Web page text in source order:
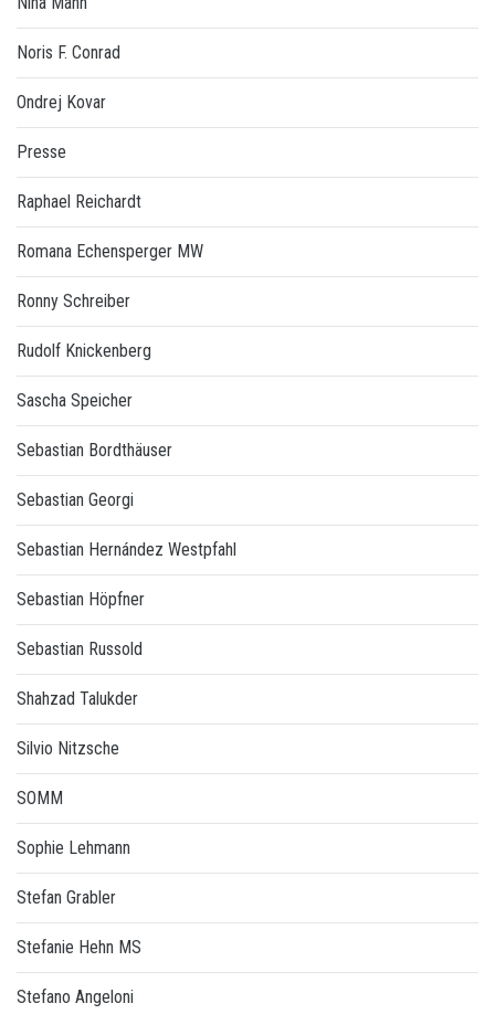
Noris F. Conrad
Ondrej Kovar
Presse
Raphael Reichardt
Romana Echensperger MW
Ronny Schreiber
Rudolf Knickenberg
Sascha Speicher
Sebastian Bordthäuser
Sebastian Georgi
Sebastian Hernández Westpfahl
Sebastian Höpfner
Sebastian Russold
Shahzad Talukder
Silvio Nitzsche
SOMM
Sophie Lehmann
Stefan Grabler
Stefanie Hehn MS
Stefano Angeloni